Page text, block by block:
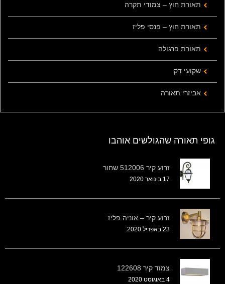
תאורת חוץ – צמודי תקרה
תאורת חוץ – פנסי פליז
תאורת פרגולה
שקועי דק
אביזרי תאורה
גופי תאורה שהגולשים אוהבו
זרוע קיר 512006 שחור
17 בינואר 2020
זרוע קיר – אוניה פליז
23 באפריל 2020
צמוד קיר 122608
4 באוגוסט 2020